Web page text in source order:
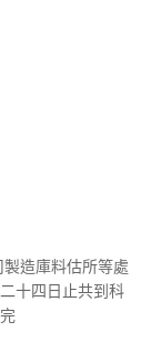
造庫料估所等處
十四日止共到科